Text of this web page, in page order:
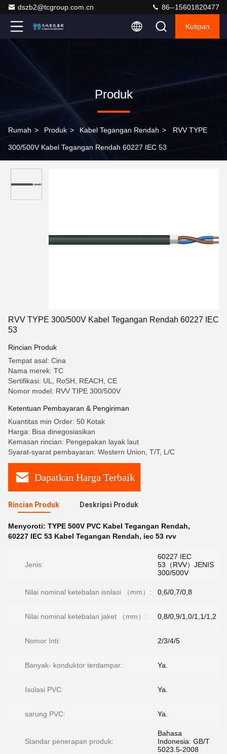
dszb2@tcgroup.com.cn 86--15601820477
Kutipan
Produk
Rumah > Produk > Kabel Tegangan Rendah > RVV TYPE
300/500V Kabel Tegangan Rendah 60227 IEC 53
RVV TYPE 300/500V Kabel Tegangan Rendah 60227 IEC
53
Rincian Produk
Tempat asal: Cina
Nama merek: TC
Sertifikasi: UL, RoSH, REACH, CE
Nomor model: RVV TIPE 300/500V
Ketentuan Pembayaran & Pengiriman
Kuantitas min Order: 50 Kotak
Harga: Bisa dinegosiasikan
Kemasan rincian: Pengepakan layak laut
Syarat-syarat pembayaran: Western Union, T/T, L/C
Dapatkan Harga Terbaik
Rincian Produk Deskripsi Produk
Menyoroti: TYPE 500V PVC Kabel Tegangan Rendah,
60227 IEC 53 Kabel Tegangan Rendah, iec 53 rvv
Jenis:
60227 IEC
53（RVV）JENIS
300/500V
Nilai nominal ketebalan isolasi （mm）: 0,6/0,7/0,8
Nilai nominal ketebalan jaket （mm）: 0,8/0,9/1,0/1,1/1,2
Nomor Inti: 2/3/4/5
Banyak- konduktor terdampar: Ya.
Isolasi PVC: Ya.
sarung PVC: Ya.
Standar penerapan produk:
Bahasa
Indonesia: GB/T
5023.5-2008